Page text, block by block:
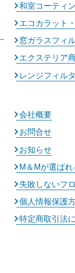
和室コーティ
エコカラット
窓ガラスフィ
エクステリア
レンジフィル
会社概要
お問合せ
お知らせ
M＆Mが選ば
失敗しないフ
個人情報保護
特定商取引法